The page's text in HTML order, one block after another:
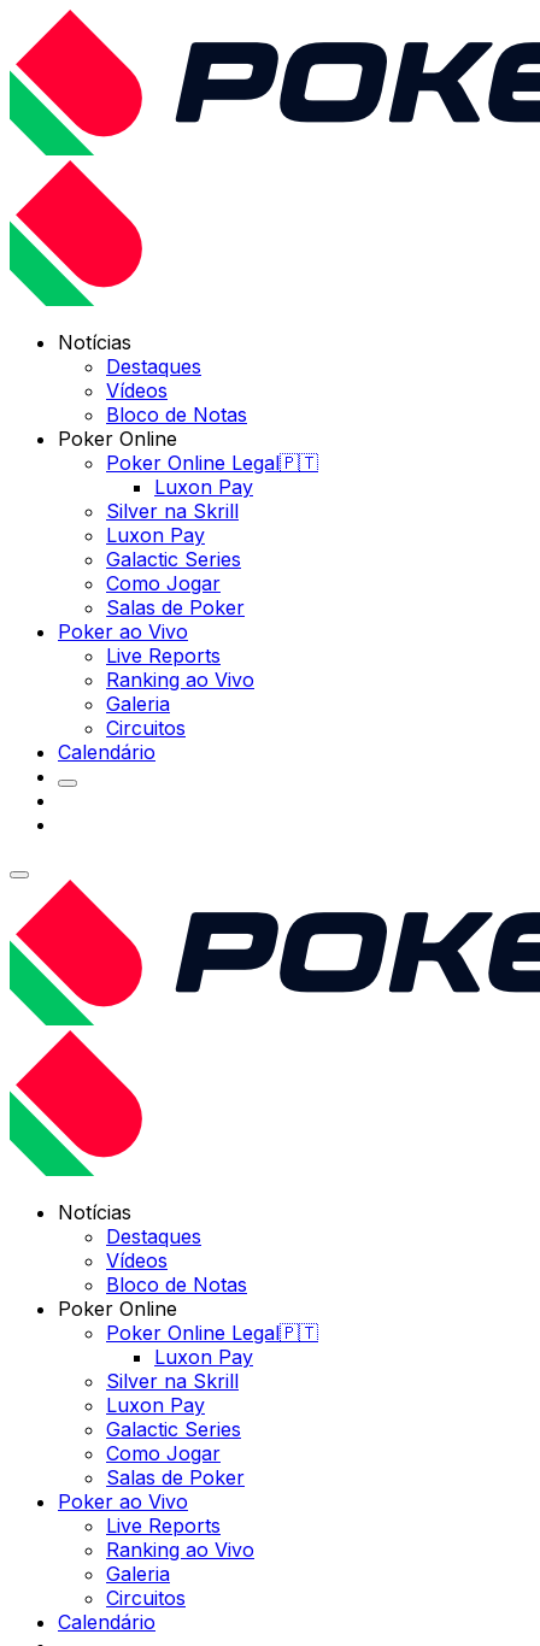
Notícias
Destaques
Vídeos
Bloco de Notas
Poker Online
Poker Online Legal🇵🇹
Luxon Pay
Silver na Skrill
Luxon Pay
Galactic Series
Como Jogar
Salas de Poker
Poker ao Vivo
Live Reports
Ranking ao Vivo
Galeria
Circuitos
Calendário
Notícias
Destaques
Vídeos
Bloco de Notas
Poker Online
Poker Online Legal🇵🇹
Luxon Pay
Silver na Skrill
Luxon Pay
Galactic Series
Como Jogar
Salas de Poker
Poker ao Vivo
Live Reports
Ranking ao Vivo
Galeria
Circuitos
Calendário